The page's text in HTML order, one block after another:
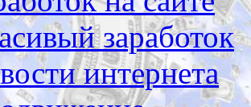
заработок
интернета